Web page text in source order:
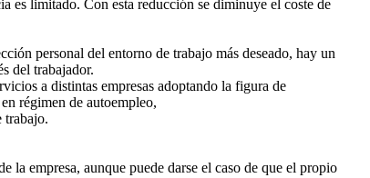
es limitado. Con esta reducción se diminuye el coste de
personal del entorno de trabajo más deseado, hay un
del trabajador.
a distintas empresas adoptando la figura de
régimen de autoempleo,
trabajo.
la empresa, aunque puede darse el caso de que el propio